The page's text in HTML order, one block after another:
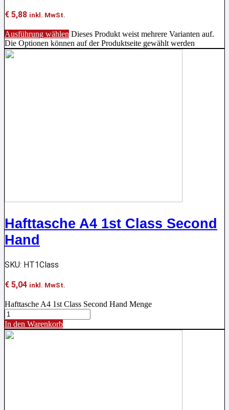
€ 5,88 inkl. MwSt.
Ausführung wählen Dieses Produkt weist mehrere Varianten auf.
Die Optionen können auf der Produktseite gewählt werden
Hafttasche A4 1st Class Second
Hand
SKU: HT1Class
€ 5,04 inkl. MwSt.
Hafttasche A4 1st Class Second Hand Menge
In den Warenkorb